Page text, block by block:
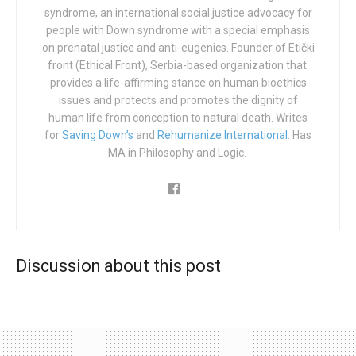
el seguro médico para todos los embarazos. La
comunidad alemana del Síndrome de Down, bioeticistas,
antiabortistas y líderes eclesiásticos temen que se
produzca un aumento del aborto, siendo los bebés con
síndrome de Down el principal objetivo. Hablamos con
Cornelia Kaminski sobre esto, y otros temas relacionados
con el movimiento antieugenésico y provida en Alemania.
Kaminski es la presidenta federal de la organización
las más destacadas organizaciones alemanas
Alemania y cuál es la «vía de detección» prenatal habitual?
el embarazo a término, se le permite legalmente
syndrome, an international social justice advocacy for
people with Down syndrome with a special emphasis
on prenatal justice and anti-eugenics. Founder of Etički
front (Ethical Front), Serbia-based organization that ​​
provides a life-affirming stance on human bioethics
issues and protects and promotes the dignity of
human life from conception to natural death. Writes
forSaving Down’s and Rehumanize International . Has
MA in Philosophy and Logic.
Discussion about this post